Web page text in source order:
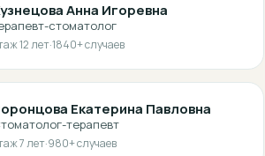
Анна Игоревна
стоматолог
12лет·1840+ случаев
Екатерина Павловна
терапевт
7лет·980+ случаев